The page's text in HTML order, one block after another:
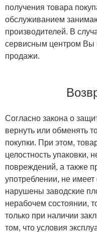
получения товара
обслуживанием
производителей. В
сервисным центром Вы
продажи.
Согласно закона о
вернуть или обменять
покупки. При этом,
целостность упаковки,
повреждений, а также
употреблении, не
нарушены заводские
нерабочем состоянии,
только при наличии
том, что условия